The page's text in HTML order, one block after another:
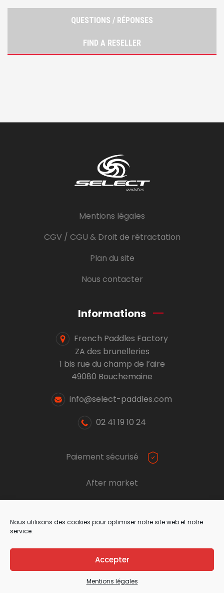
Nous utilisons des cookies pour optimiser notre site web et notre
service.
Accepter
Mentions légales
QUESTIONS / RÉPONSES
FIND A RESELLER
Mentions légales
CGV / CGU & Droit de rétractation
Plan du site
Nous contacter
Informations
French Paddles Factory
ZA des brunelleries
1 bis rue du champ de l’aire
49080 Bouchemaine
info@select-paddles.com
02 41 19 10 24
Paiement sécurisé
After market
© Select Paddle 2026 - Tous droits réservés,